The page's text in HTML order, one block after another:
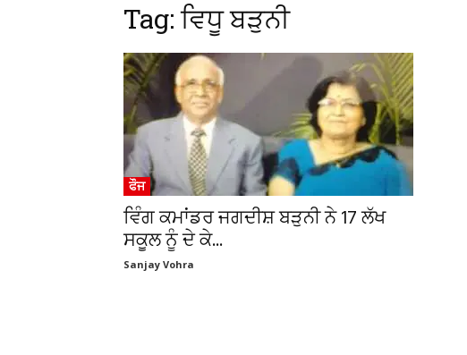
Tag: ਵਿਧੂ ਬੜੁਨੀ
ਫੌਜ
ਵਿੰਗ ਕਮਾਂਡਰ ਜਗਦੀਸ਼ ਬੜੁਨੀ ਨੇ 17 ਲੱਖ
ਸਕੂਲ ਨੂੰ ਦੇ ਕੇ...
Sanjay Vohra